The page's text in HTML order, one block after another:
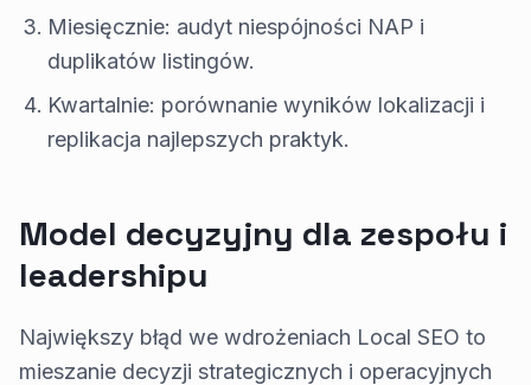
Miesięcznie: audyt niespójności NAP i
duplikatów listingów.
Kwartalnie: porównanie wyników lokalizacji i
replikacja najlepszych praktyk.
Model decyzyjny dla zespołu i
leadershipu
Największy błąd we wdrożeniach Local SEO to
mieszanie decyzji strategicznych i operacyjnych